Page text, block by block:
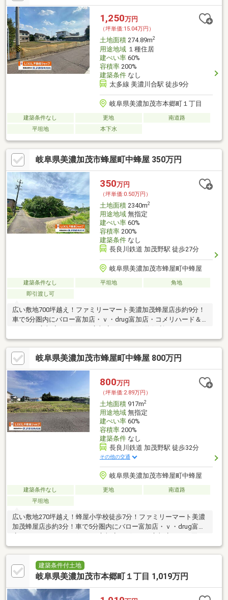
1,250万円
（坪単価:15.04万円）
土地面積274.89m2
用途地域１種住居
建ぺい率60%
容積率200%
建築条件なし
太多線 美濃川合駅 徒歩9分
岐阜県美濃加茂市本郷町１丁目
建築条件なし 更地
南道路
平坦地
本下水
岐阜県美濃加茂市蜂屋町中蜂屋 350万円
350万円
（坪単価:0.50万円）
土地面積2340m2
用途地域無指定
建ぺい率60%
容積率200%
建築条件なし
長良川鉄道 加茂野駅 徒歩27分
岐阜県美濃加茂市蜂屋町中蜂屋
建築条件なし 平坦地
角地
即引渡し可
広い敷地700坪越え！ファミリーマート美濃加茂蜂屋店歩約9分！
車で5分圏内にバロー富加店・ｖ・drug富加店・コメリハード＆
岐阜県美濃加茂市蜂屋町中蜂屋 800万円
800万円
（坪単価:2.89万円）
土地面積917m2
用途地域無指定
建ぺい率60%
容積率200%
建築条件なし
長良川鉄道 加茂野駅 徒歩32分
その他の交通
岐阜県美濃加茂市蜂屋町中蜂屋
建築条件なし 更地
南道路
平坦地
広い敷地270坪越え！蜂屋小学校徒歩7分！ファミリーマート美濃
加茂蜂屋店歩約3分！車で5分圏内にバロー富加店・ｖ・drug富加
物便利です♪
建築条件付土地
岐阜県美濃加茂市本郷町１丁目 1,019万円